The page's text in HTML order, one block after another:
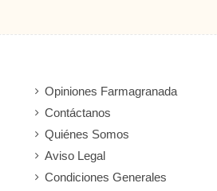
Opiniones Farmagranada
Contáctanos
Quiénes Somos
Aviso Legal
Condiciones Generales